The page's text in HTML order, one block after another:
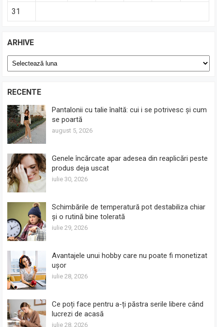
31
ARHIVE
Arhive
RECENTE
Pantalonii cu talie înaltă: cui i se potrivesc și cum
se poartă
august 5, 2026
Genele încărcate apar adesea din reaplicări peste
produs deja uscat
iulie 30, 2026
Schimbările de temperatură pot destabiliza chiar
și o rutină bine tolerată
iulie 29, 2026
Avantajele unui hobby care nu poate fi monetizat
ușor
iulie 28, 2026
Ce poți face pentru a-ți păstra serile libere când
lucrezi de acasă
iulie 28, 2026